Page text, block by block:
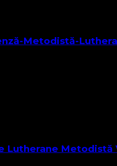
Metodistă-
Metodistă